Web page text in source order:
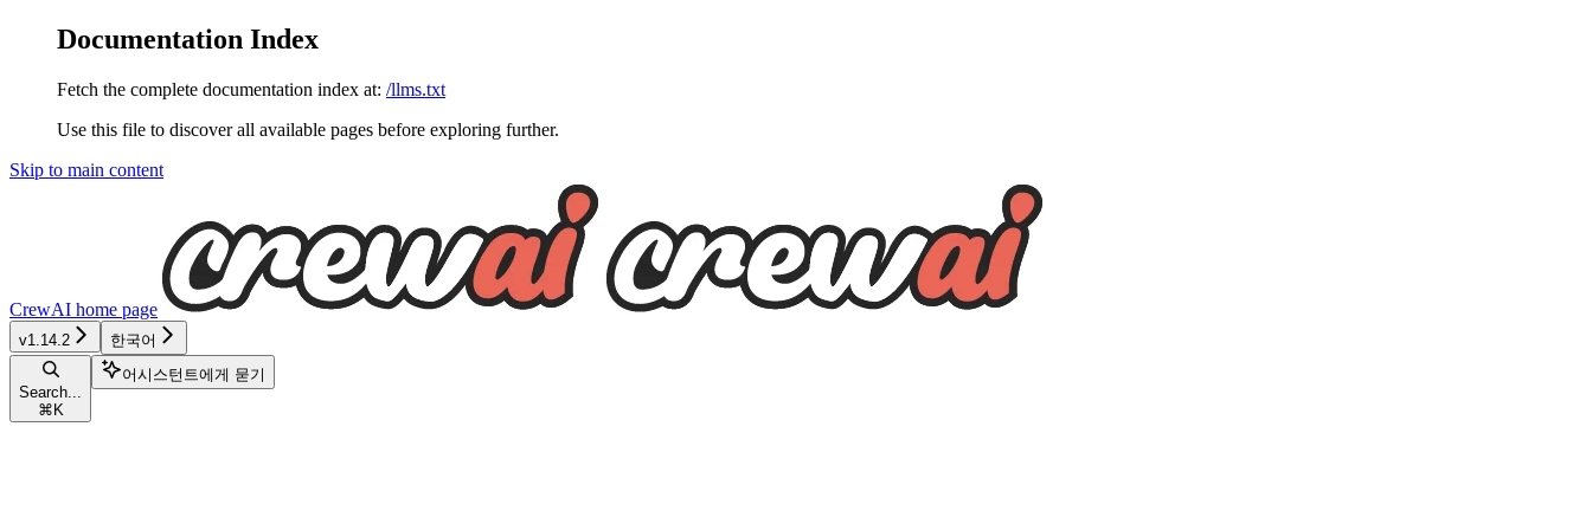
Documentation Index
Fetch the complete documentation index at: /llms.txt
Use this file to discover all available pages before exploring further.
Skip to main content
CrewAI home page
v1.14.2 한국어
Search...
⌘ K
어시스턴트에게 묻기